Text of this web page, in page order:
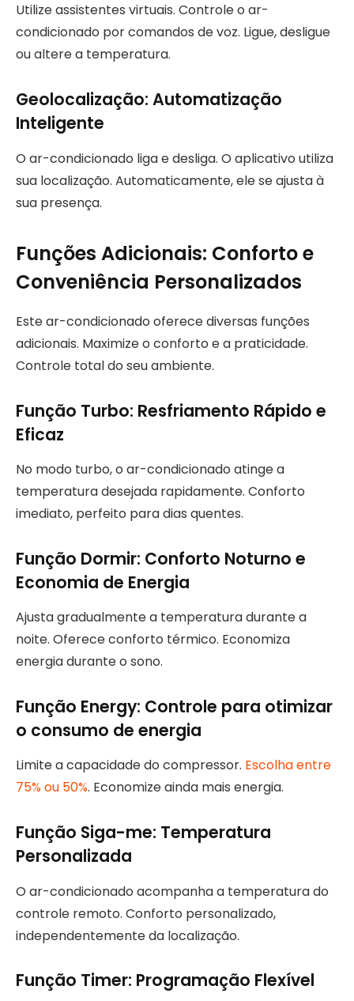
Utilize assistentes virtuais. Controle o ar-
condicionado por comandos de voz. Ligue, desligue
ou altere a temperatura.
Geolocalização: Automatização
Inteligente
O ar-condicionado liga e desliga. O aplicativo utiliza
sua localização. Automaticamente, ele se ajusta à
sua presença.
Funções Adicionais: Conforto e
Conveniência Personalizados
Este ar-condicionado oferece diversas funções
adicionais. Maximize o conforto e a praticidade.
Controle total do seu ambiente.
Função Turbo: Resfriamento Rápido e
Eficaz
No modo turbo, o ar-condicionado atinge a
temperatura desejada rapidamente. Conforto
imediato, perfeito para dias quentes.
Função Dormir: Conforto Noturno e
Economia de Energia
Ajusta gradualmente a temperatura durante a
noite. Oferece conforto térmico. Economiza
energia durante o sono.
Função Energy: Controle para otimizar
o consumo de energia
Limite a capacidade do compressor. Escolha entre
75% ou 50%. Economize ainda mais energia.
Função Siga-me: Temperatura
Personalizada
O ar-condicionado acompanha a temperatura do
controle remoto. Conforto personalizado,
independentemente da localização.
Função Timer: Programação Flexível